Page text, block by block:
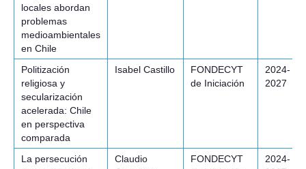
locales abordan
problemas
medioambientales
en Chile
Politización
religiosa y
secularización
acelerada: Chile
en perspectiva
comparada
Isabel Castillo
FONDECYT
de Iniciación
2024-
2027
La persecución
Claudio
FONDECYT
2024-